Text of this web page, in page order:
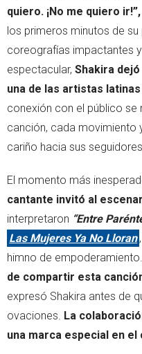
quiero. ¡No me quiero ir!”,
los primeros minutos de
coreografías impactantes
espectacular, Shakira
una de las artistas
conexión con el público
canción, cada movimiento
cariño hacia sus seguidores.
El momento más
cantante invitó al
interpretaron “Entre
Las Mujeres Ya No Lloran
himno de empoderamiento.
de compartir esta
expresó Shakira antes de
ovaciones. La
una marca especial en